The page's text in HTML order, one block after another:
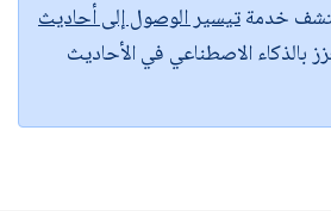
خدمةتيسير الوصول إلى أحاديث
بالذكاء الاصطناعي في الأحاديث